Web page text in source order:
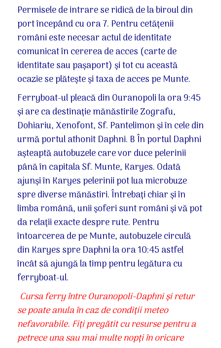
Permisele de intrare se ridică de la biroul din
port începând cu ora 7. Pentru cetățenii
români este necesar actul de identitate
comunicat în cererea de acces (carte de
identitate sau pașaport) și tot cu această
ocazie se plătește și taxa de acces pe Munte.
Ferryboat-ul pleacă din Ouranopoli la ora 9:45
și are ca destinație mănăstirile Zografu,
Dohiariu, Xenofont, Sf. Pantelimon și în cele din
urmă portul athonit Daphni. B În portul Daphni
așteaptă autobuzele care vor duce pelerinii
până în capitala Sf. Munte, Karyes. Odată
ajunși în Karyes pelerinii pot lua microbuze
spre diverse mănăstiri. Întrebați chiar și în
limba română, unii șoferi sunt români și vă pot
da relații exacte despre rute. Pentru
întoarcerea de pe Munte, autobuzele circulă
din Karyes spre Daphni la ora 10:45 astfel
încât să ajungă la timp pentru legătura cu
ferryboat-ul.
Cursa ferry între Ouranopoli-Daphni și retur
se poate anula în caz de condiții meteo
nefavorabile. Fiți pregătit cu resurse pentru a
petrece una sau mai multe nopți în oricare